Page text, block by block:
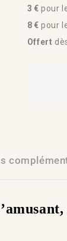
3 € pour
8 € pour
Offert